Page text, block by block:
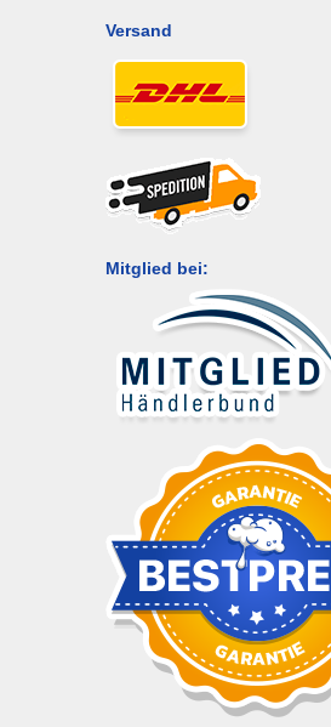
Versand
Mitglied bei: